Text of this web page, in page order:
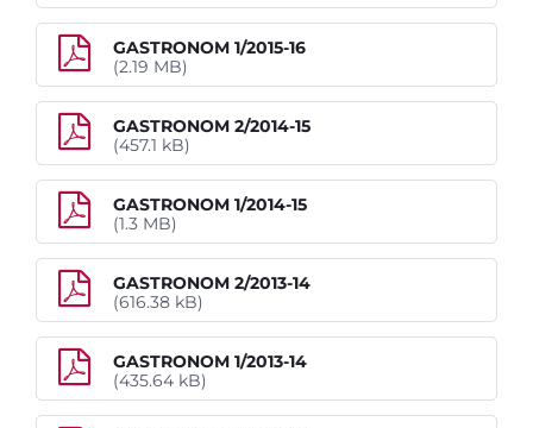
Projekty
Foto
Video a audio
Virtuální prohlídka
Kontakty
GASTRONOM 1/2015-16
(2.19 MB)
GASTRONOM 2/2014-15
(457.1 kB)
GASTRONOM 1/2014-15
(1.3 MB)
GASTRONOM 2/2013-14
(616.38 kB)
GASTRONOM 1/2013-14
(435.64 kB)